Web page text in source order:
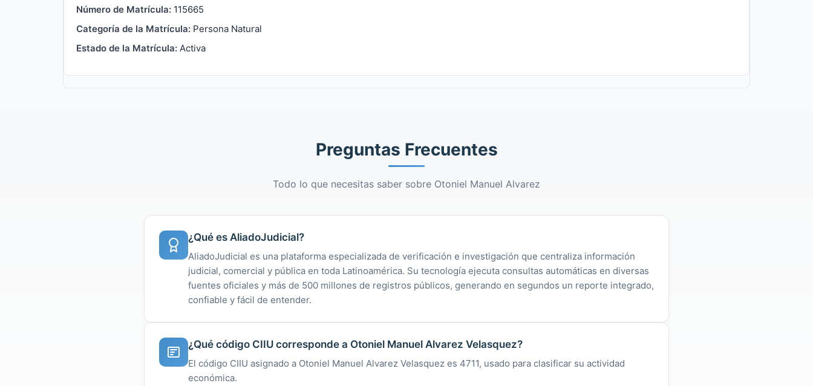
Número de Matrícula: 115665
Categoría de la Matrícula: Persona Natural
Estado de la Matrícula: Activa
Preguntas Frecuentes
Todo lo que necesitas saber sobre Otoniel Manuel Alvarez
¿Qué es AliadoJudicial?
AliadoJudicial es una plataforma especializada de verificación e investigación que centraliza información
judicial, comercial y pública en toda Latinoamérica. Su tecnología ejecuta consultas automáticas en diversas
fuentes oficiales y más de 500 millones de registros públicos, generando en segundos un reporte integrado,
confiable y fácil de entender.
¿Qué código CIIU corresponde a Otoniel Manuel Alvarez Velasquez?
El código CIIU asignado a Otoniel Manuel Alvarez Velasquez es 4711, usado para clasificar su actividad
económica.